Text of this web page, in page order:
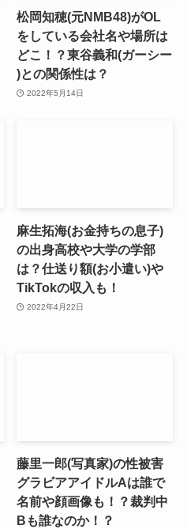
松岡知穂(元NMB48)がOL
をしている会社名や場所は
どこ！？東谷義和(ガーシー
)との関係性は？
2022年5月14日
麻生拓海(お金持ちの息子)
の出身高校や大学の学部
は？仕送り額(お小遣い)や
TikTokの収入も！
2022年4月22日
藤里一郎(写真家)の性被害
グラビアアイドルAは誰で
名前や顔画像も！？裁判中
Bも誰なのか！？